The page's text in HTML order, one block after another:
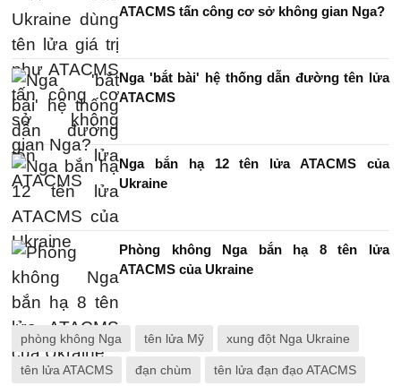
ATACMS tấn công cơ sở không gian Nga?
Nga 'bắt bài' hệ thống dẫn đường tên lửa
ATACMS
Nga bắn hạ 12 tên lửa ATACMS của
Ukraine
Phòng không Nga bắn hạ 8 tên lửa
ATACMS của Ukraine
phòng không Nga tên lửa Mỹ xung đột Nga Ukraine
tên lửa ATACMS đạn chùm tên lửa đạn đạo ATACMS